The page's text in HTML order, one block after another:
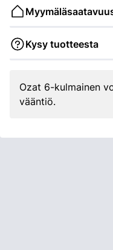
Kysy tuotteesta
Ozat 6-kulmainen
vääntiö.